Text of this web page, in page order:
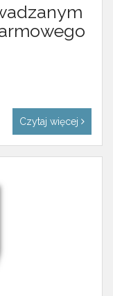
Czytaj więcej